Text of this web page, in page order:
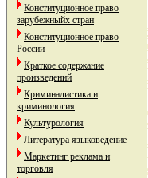
Конституционное право
зарубежныйх стран
Конституционное право
России
Краткое содержание
произведений
Криминалистика и
криминология
Культурология
Литература языковедение
Маркетинг реклама и
торговля